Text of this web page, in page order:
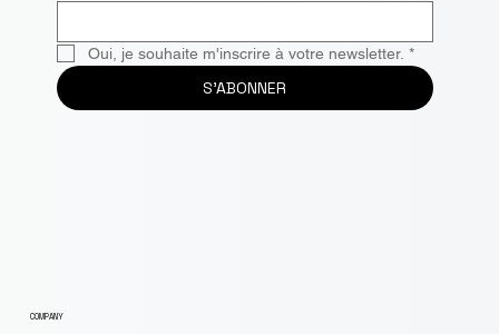
Oui, je souhaite m'inscrire à votre newsletter. *
S'ABONNER
COMPANY